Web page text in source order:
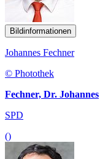
Bildinformationen
Johannes Fechner
© Photothek
Fechner, Dr. Johannes
SPD
()